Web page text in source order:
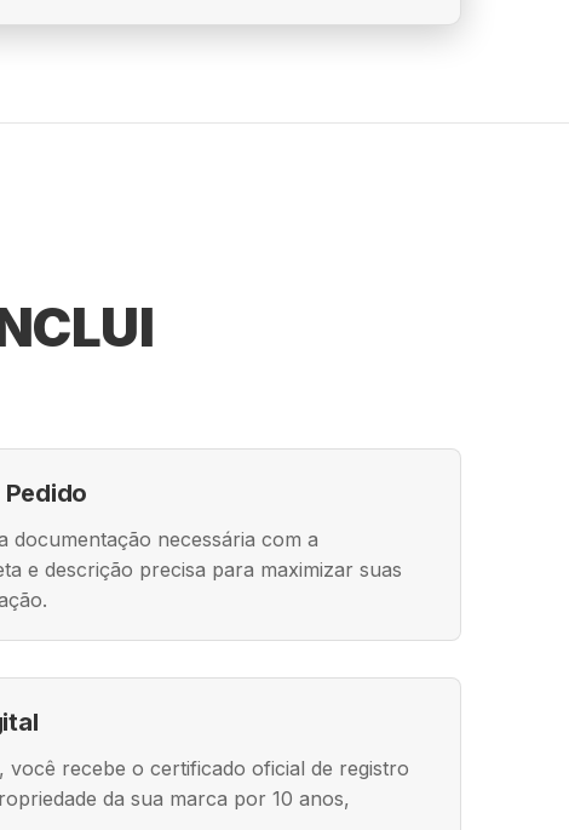
documentação necessária com a
e descrição precisa para maximizar suas
você recebe o certificado oficial de registro
da sua marca por 10 anos,